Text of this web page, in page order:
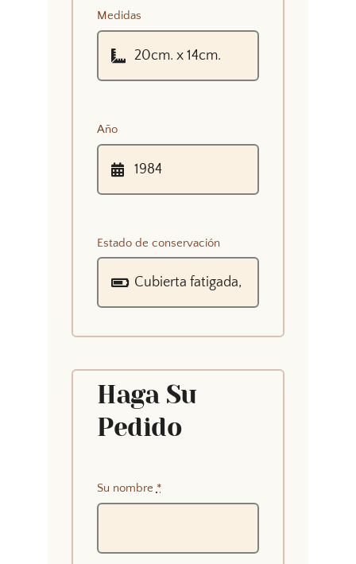
Medidas
Año
Estado de conservación
Haga Su
Pedido
Su nombre *